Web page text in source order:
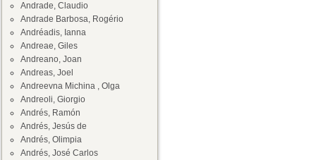
Andrade, Claudio
Andrade Barbosa, Rogério
Andréadis, Ianna
Andreae, Giles
Andreano, Joan
Andreas, Joel
Andreevna Michina , Olga
Andreoli, Giorgio
Andrés, Ramón
Andrés, Jesús de
Andrés, Olimpia
Andrés, José Carlos